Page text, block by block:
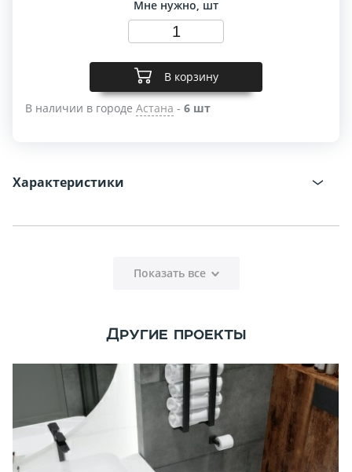
Характеристики
Мне нужно, шт
В корзину
В наличии в городе Астана - 6 шт
Показать все
Другие проекты